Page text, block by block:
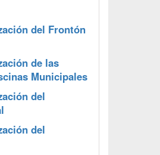
del Frontón
de las
Municipales
del
del